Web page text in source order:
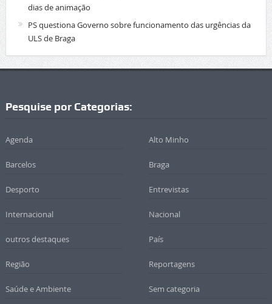
dias de animação
PS questiona Governo sobre funcionamento das urgências da
ULS de Braga
Pesquise por Categorias:
Agenda Alto Minho
Barcelos Braga
Desporto Entrevistas
Internacional Nacional
outros destaques País
Região Reportagens
Saúde e Ambiente Sem categoria